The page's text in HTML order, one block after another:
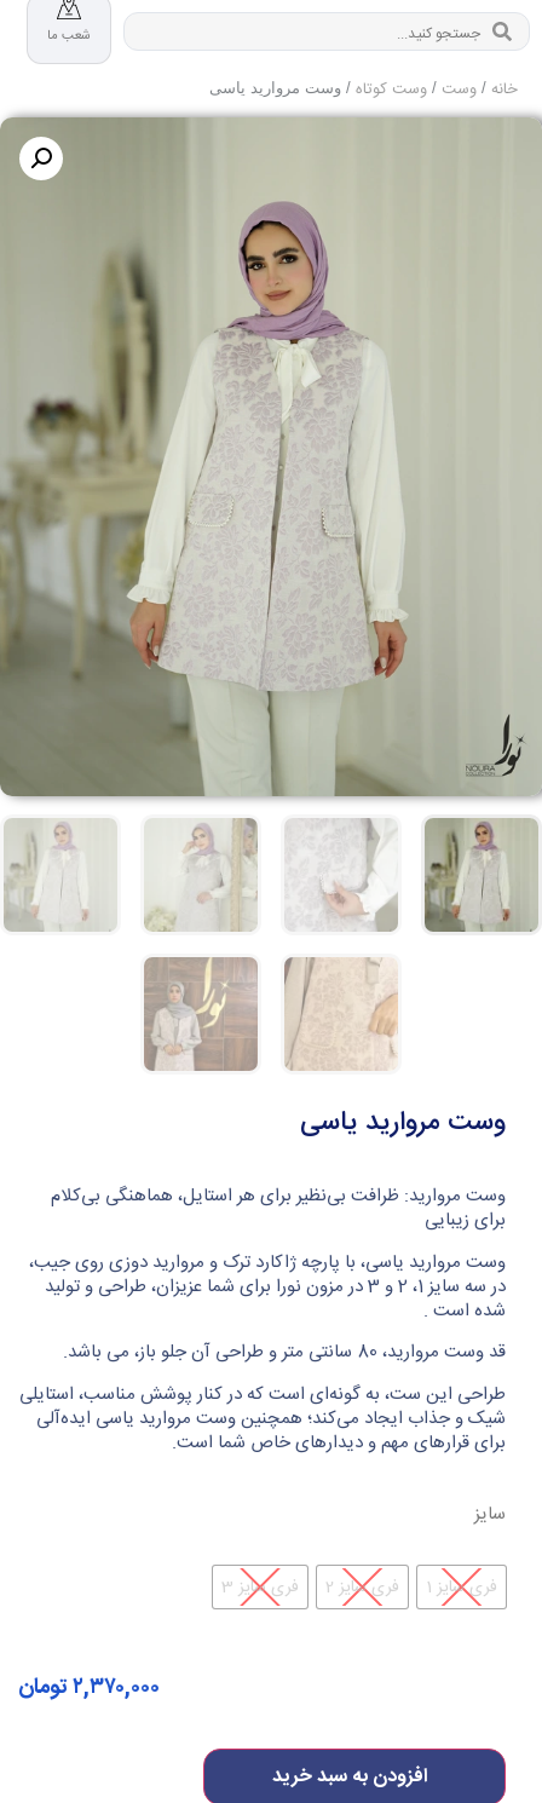
شعب ما
خانه / وست / وست کوتاه / وست مروارید یاسی
وست مروارید یاسی
وست مروارید: ظرافت بی‌نظیر برای هر استایل، هماهنگی بی‌کلام
برای زیبایی
وست مروارید یاسی، با پارچه ژاکارد ترک و مروارید دوزی روی جیب،
در سه سایز 1، 2 و 3 در مزون نورا برای شما عزیزان، طراحی و تولید
شده است .
قد وست مروارید، 80 سانتی متر و طراحی آن جلو باز، می باشد.
طراحی این ست، به گونه‌ای است که در کنار پوشش مناسب، استایلی
شیک و جذاب ایجاد می‌کند؛ همچنین وست مروارید یاسی ایده‌آلی
برای قرارهای مهم و دیدارهای خاص شما است.
سایز
فری سایز 1 فری سایز 2 فری سایز 3
افزودن به سبد خرید
۲,۳۷۰,۰۰۰تومان